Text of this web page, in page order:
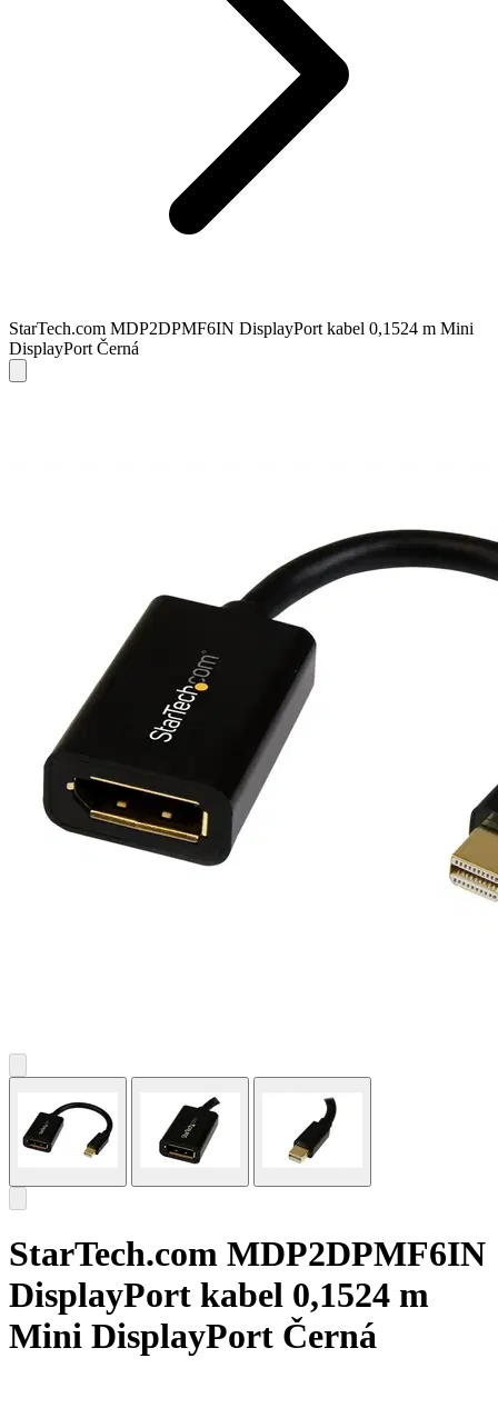
StarTech.com MDP2DPMF6IN DisplayPort kabel 0,1524 m Mini
DisplayPort Černá
StarTech.com MDP2DPMF6IN
DisplayPort kabel 0,1524 m
Mini DisplayPort Černá